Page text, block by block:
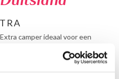
camper ideaal voor een
2 personen en bevat een
een badkamer met douche en